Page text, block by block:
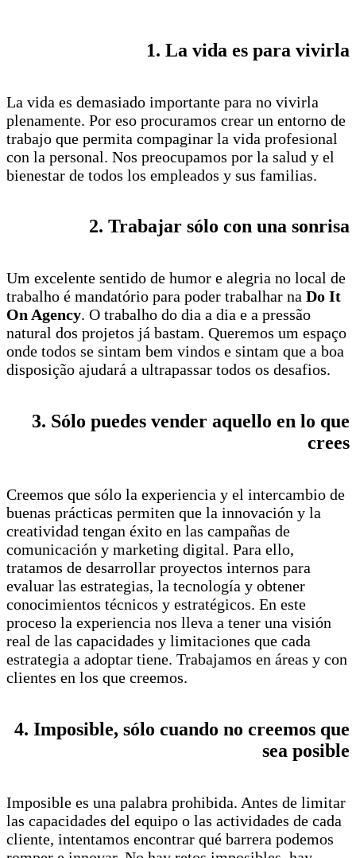
1. La vida es para vivirla
La vida es demasiado importante para no vivirla
plenamente. Por eso procuramos crear un entorno de
trabajo que permita compaginar la vida profesional
con la personal. Nos preocupamos por la salud y el
bienestar de todos los empleados y sus familias.
2. Trabajar sólo con una sonrisa
Um excelente sentido de humor e alegria no local de
trabalho é mandatório para poder trabalhar na Do It
On Agency. O trabalho do dia a dia e a pressão
natural dos projetos já bastam. Queremos um espaço
onde todos se sintam bem vindos e sintam que a boa
disposição ajudará a ultrapassar todos os desafios.
3. Sólo puedes vender aquello en lo que
crees
Creemos que sólo la experiencia y el intercambio de
buenas prácticas permiten que la innovación y la
creatividad tengan éxito en las campañas de
comunicación y marketing digital. Para ello,
tratamos de desarrollar proyectos internos para
evaluar las estrategias, la tecnología y obtener
conocimientos técnicos y estratégicos. En este
proceso la experiencia nos lleva a tener una visión
real de las capacidades y limitaciones que cada
estrategia a adoptar tiene. Trabajamos en áreas y con
clientes en los que creemos.
4. Imposible, sólo cuando no creemos que
sea posible
Imposible es una palabra prohibida. Antes de limitar
las capacidades del equipo o las actividades de cada
cliente, intentamos encontrar qué barrera podemos